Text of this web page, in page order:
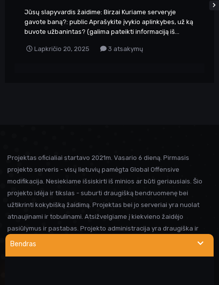
Jūsų slapyvardis žaidime: Birzai Kuriame serveryje
gavote baną?: public Aprašykite įvykio aplinkybes, už ką
buvote užbanintas? (galima pateikti informaciją iš...
Lapkričio 20, 2025 3 atsakymų
Bendras
Projektas oficialiai startavo 2021m. Vasario 6 dieną. Pirmasis
projekto serveris - visų lietuvių pamėgta Global Offensive
modifikacija. Nesiekiame išsiskirti iš minios ar būti geriausiais. Šio
projekto idėja ir tikslas - suburti draugišką bendruomenę bei
užtikrinti kokybišką žaidimą. Projektas bei jo serveriai yra nuolat
atnaujinami ir tobulinami. Atsižvelgiame į kiekvieno žaidėjo
pasiūlymus ir pastabas. Projekto administracija yra draugiška ir
visada linkusi padėti prireikus pagalbos. Iki susitikimo serveryje!